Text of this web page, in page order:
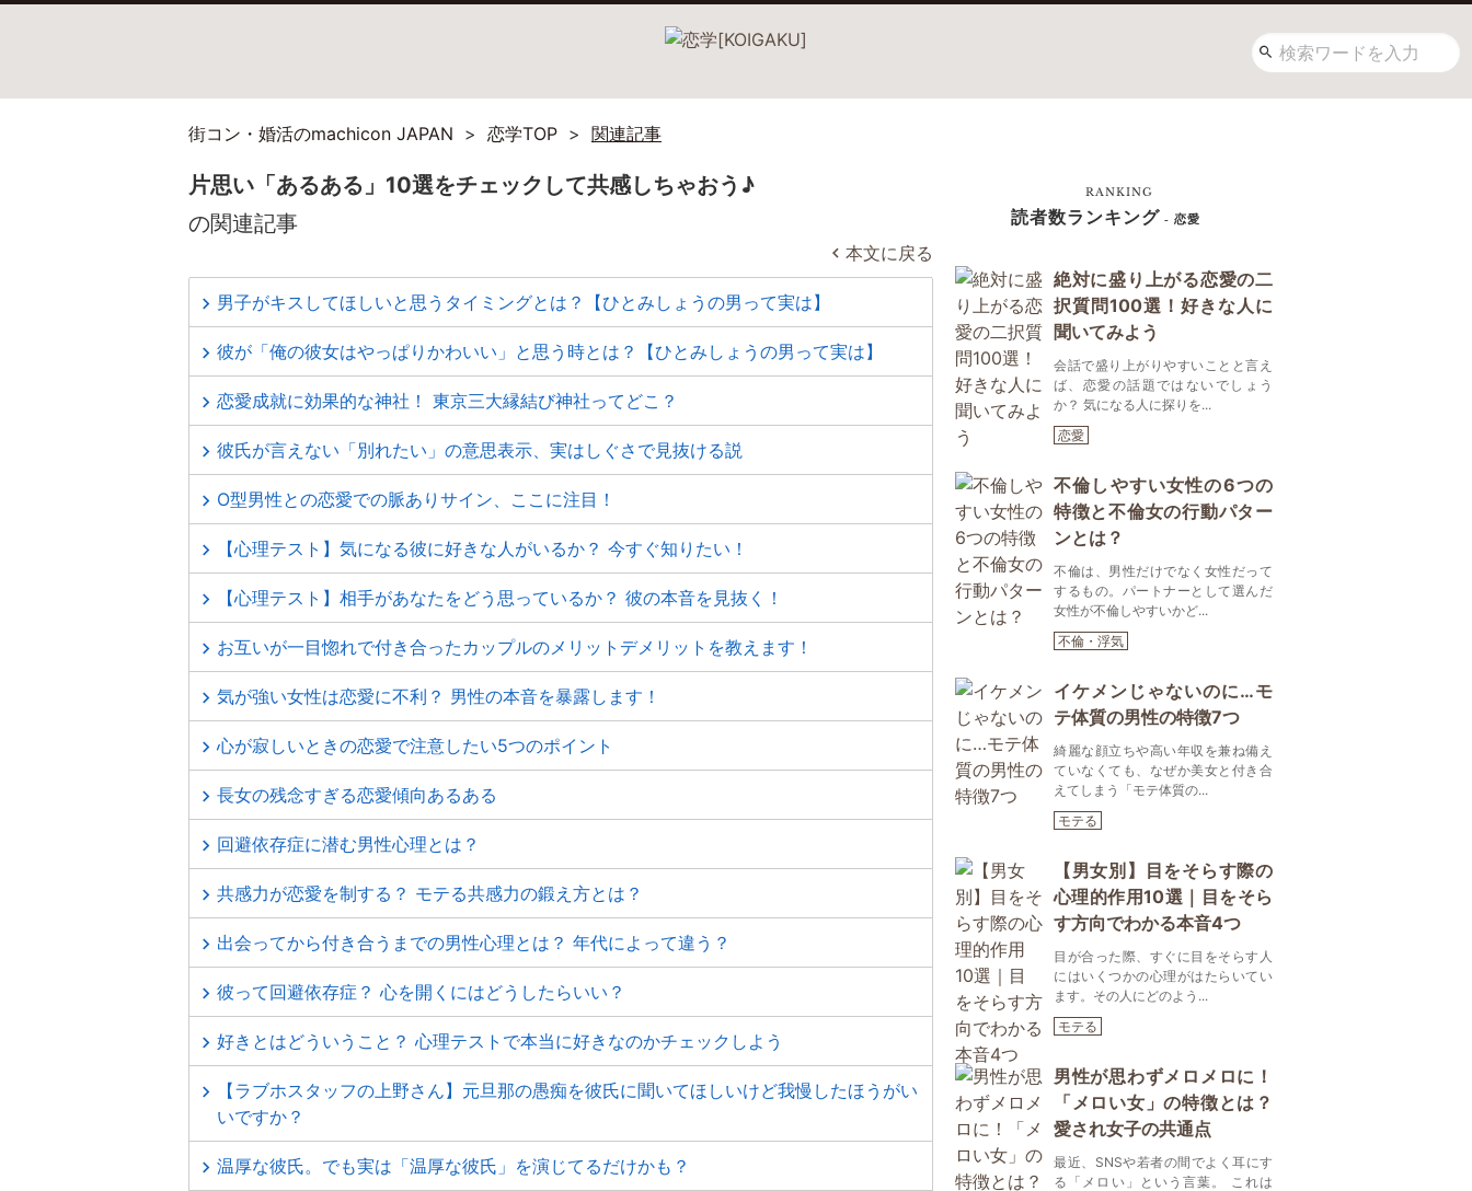
街コン・婚活のmachicon JAPAN 恋学TOP 関連記事
片思い「あるある」10選をチェックして共感しちゃおう♪
の関連記事
本文に戻る
男子がキスしてほしいと思うタイミングとは？【ひとみしょうの男って実は】
彼が「俺の彼女はやっぱりかわいい」と思う時とは？【ひとみしょうの男って実は】
恋愛成就に効果的な神社！ 東京三大縁結び神社ってどこ？
彼氏が言えない「別れたい」の意思表示、実はしぐさで見抜ける説
O型男性との恋愛での脈ありサイン、ここに注目！
【心理テスト】気になる彼に好きな人がいるか？ 今すぐ知りたい！
【心理テスト】相手があなたをどう思っているか？ 彼の本音を見抜く！
お互いが一目惚れで付き合ったカップルのメリットデメリットを教えます！
気が強い女性は恋愛に不利？ 男性の本音を暴露します！
心が寂しいときの恋愛で注意したい5つのポイント
長女の残念すぎる恋愛傾向あるある
回避依存症に潜む男性心理とは？
共感力が恋愛を制する？ モテる共感力の鍛え方とは？
出会ってから付き合うまでの男性心理とは？ 年代によって違う？
彼って回避依存症？ 心を開くにはどうしたらいい？
好きとはどういうこと？ 心理テストで本当に好きなのかチェックしよう
【ラブホスタッフの上野さん】元旦那の愚痴を彼氏に聞いてほしいけど我慢したほうがい
いですか？
温厚な彼氏。でも実は「温厚な彼氏」を演じてるだけかも？
RANKING
読者数ランキング - 恋愛
絶対に盛り上がる恋愛の二
択質問100選！好きな人に
聞いてみよう
会話で盛り上がりやすいことと言え
ば、恋愛の話題ではないでしょう
か？ 気になる人に探りを...
恋愛
不倫しやすい女性の6つの
特徴と不倫女の行動パター
ンとは？
不倫は、男性だけでなく女性だって
するもの。パートナーとして選んだ
女性が不倫しやすいかど...
不倫・浮気
イケメンじゃないのに…モ
テ体質の男性の特徴7つ
綺麗な顔立ちや高い年収を兼ね備え
ていなくても、なぜか美女と付き合
えてしまう「モテ体質の...
モテる
【男女別】目をそらす際の
心理的作用10選｜目をそら
す方向でわかる本音4つ
目が合った際、すぐに目をそらす人
にはいくつかの心理がはたらいてい
ます。その人にどのよう...
モテる
男性が思わずメロメロに！
「メロい女」の特徴とは？
愛され女子の共通点
最近、SNSや若者の間でよく耳にす
る「メロい」という言葉。 これは